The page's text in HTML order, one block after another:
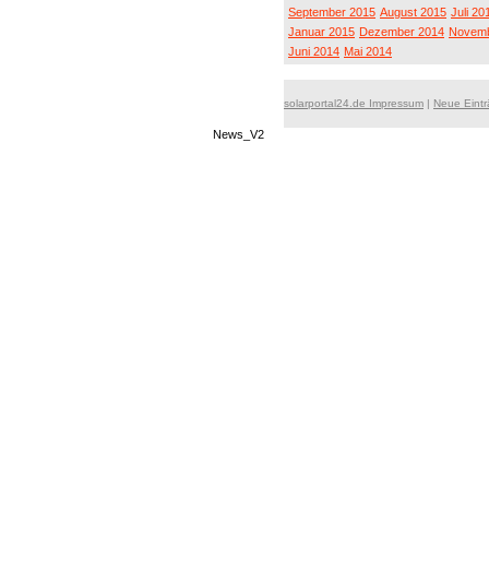
September 2015 August 2015 Juli
Januar 2015 Dezember 2014
Juni 2014 Mai 2014
solarportal24.de Impressum | Neue
News_V2